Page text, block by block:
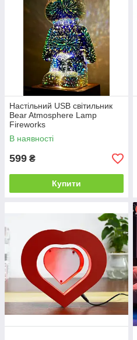
Настільний USB світильник
Bear Atmosphere Lamp
Fireworks
В наявності
599 ₴
Купити